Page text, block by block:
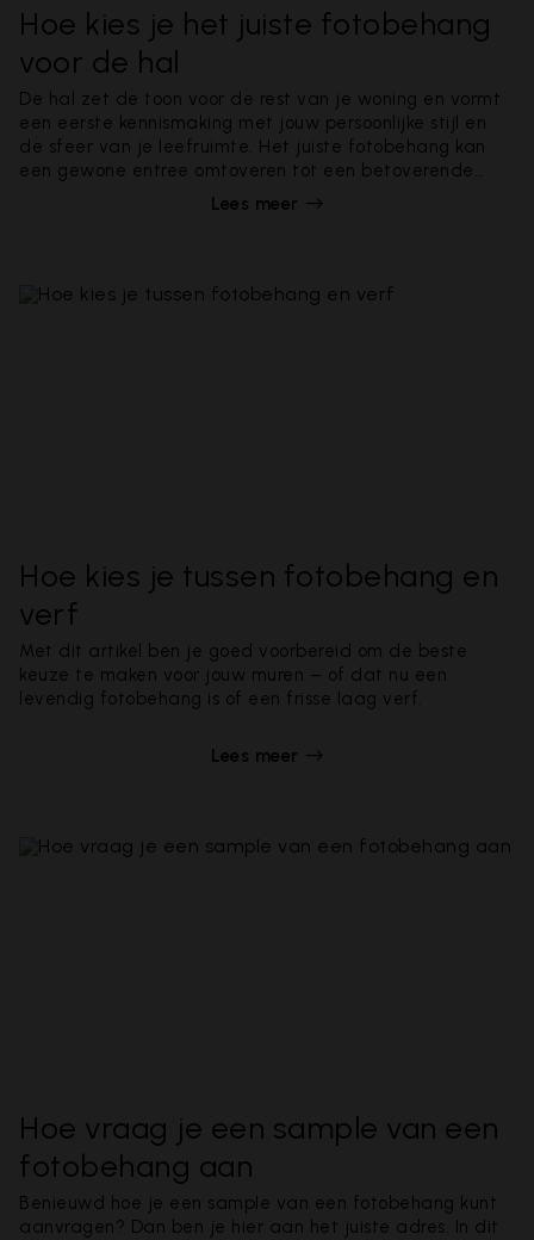
Hoe kies je het juiste fotobehang
voor de hal
De hal zet de toon voor de rest van je woning en vormt
een eerste kennismaking met jouw persoonlijke stijl en
de sfeer van je leefruimte. Het juiste fotobehang kan
een gewone entree omtoveren tot een betoverende
ruimte die gasten welkom heet – en wij helpen je graag
Lees meer
Hoe kies je tussen fotobehang en
verf
Met dit artikel ben je goed voorbereid om de beste
keuze te maken voor jouw muren – of dat nu een
levendig fotobehang is of een frisse laag verf.
Lees meer
Hoe vraag je een sample van een
fotobehang aan
Benieuwd hoe je een sample van een fotobehang kunt
aanvragen? Dan ben je hier aan het juiste adres. In dit